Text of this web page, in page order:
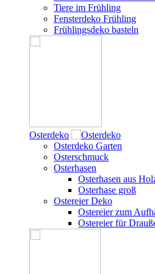
Tiere im Frühling
Fensterdeko Frühling
Frühlingsdeko basteln
Osterdeko
Osterdeko Garten
Osterschmuck
Osterhasen
Osterhasen aus
Osterhase groß
Ostereier Deko
Ostereier zum
Ostereier für